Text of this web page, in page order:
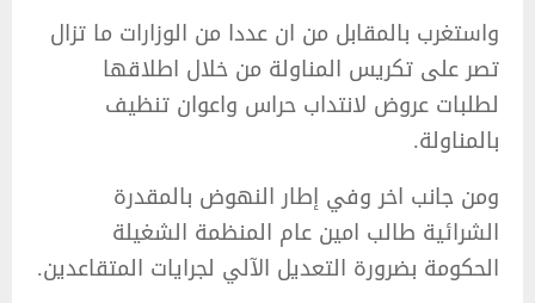
واستغرب بالمقابل من ان عددا من الوزارات ما تزال
تصر على تكريس المناولة من خلال اطلاقها
لطلبات عروض لانتداب حراس واعوان تنظيف
بالمناولة.
ومن جانب اخر وفي إطار النهوض بالمقدرة
الشرائية طالب امين عام المنظمة الشغيلة
الحكومة بضرورة التعديل الآلي لجرايات المتقاعدين.